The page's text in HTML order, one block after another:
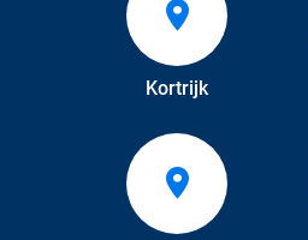
Kortrijk